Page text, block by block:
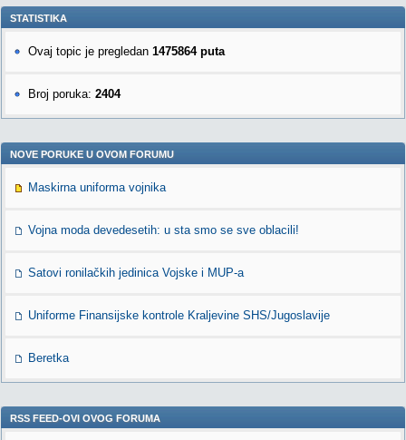
STATISTIKA
Ovaj topic je pregledan 1475864 puta
Broj poruka: 2404
NOVE PORUKE U OVOM FORUMU
Maskirna uniforma vojnika
Vojna moda devedesetih: u sta smo se sve oblacili!
Satovi ronilačkih jedinica Vojske i MUP-a
Uniforme Finansijske kontrole Kraljevine SHS/Jugoslavije
Beretka
RSS FEED-OVI OVOG FORUMA